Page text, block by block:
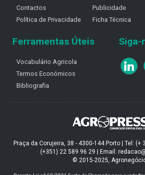
Contactos
Política de Privacidade
Publicidade
Ficha Técnica
Ferramentas Úteis
Vocabulário Agricola
Termos Económicos
Bibliografia
Siga-
Praça da Corujeira, 38 - 4300-144 Porto | Tel: (+
(+351) 22 589 96 29 | Email:
© 2015-2025,